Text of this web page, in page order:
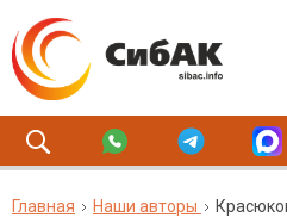
Главная Наши авторы